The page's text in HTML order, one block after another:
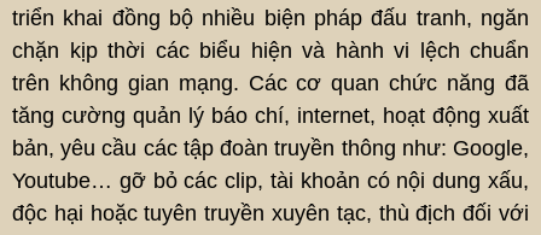
triển khai đồng bộ nhiều biện pháp đấu tranh, ngăn
chặn kịp thời các biểu hiện và hành vi lệch chuẩn
trên không gian mạng. Các cơ quan chức năng đã
tăng cường quản lý báo chí, internet, hoạt động xuất
bản, yêu cầu các tập đoàn truyền thông như: Google,
Youtube… gỡ bỏ các clip, tài khoản có nội dung xấu,
độc hại hoặc tuyên truyền xuyên tạc, thù địch đối với